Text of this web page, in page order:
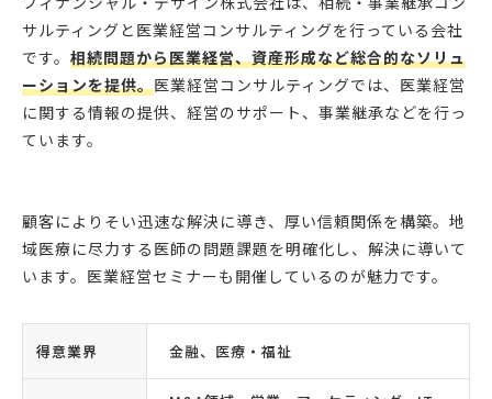
サルティングと医業経営コンサルティングを行っている会社
です。 相続問題から医業経営、資産形成など総合的なソリュ
ーションを提供。医業経営コンサルティングでは、医業経営
に関する情報の提供、経営のサポート、事業継承などを行っ
ています。
顧客によりそい迅速な解決に導き、厚い信頼関係を構築。地
域医療に尽力する医師の問題課題を明確化し、解決に導いて
います。医業経営セミナーも開催しているのが魅力です。
得意業界 金融、医療・福祉